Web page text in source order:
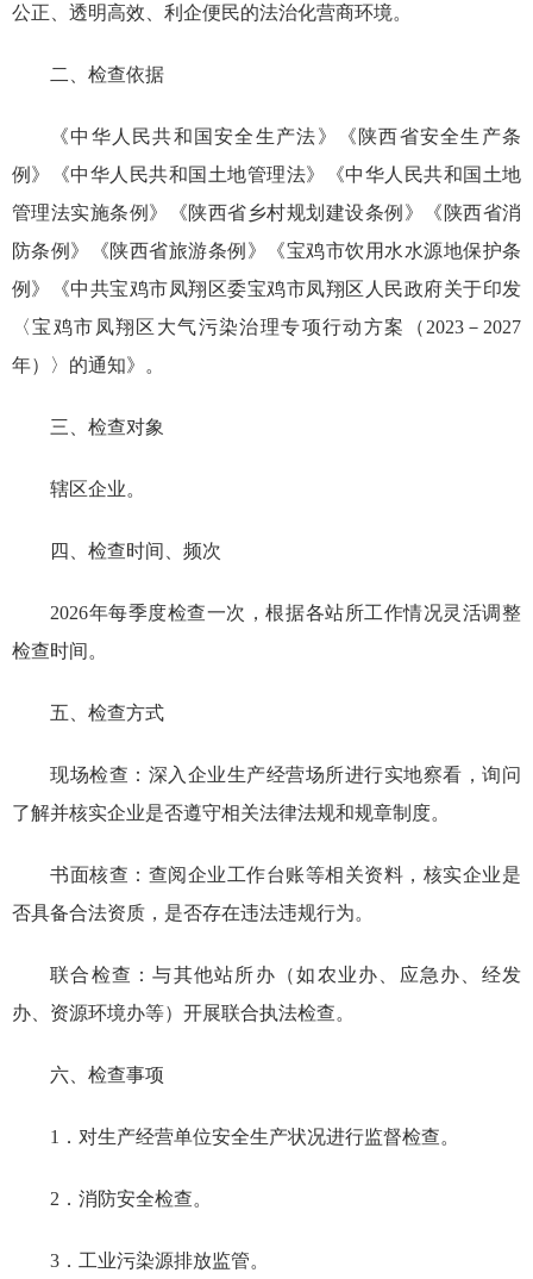
公正、透明高效、利企便民的法治化营商环境。
二、检查依据
《中华人民共和国安全生产法》《陕西省安全生产条
例》《中华人民共和国土地管理法》《中华人民共和国土地
管理法实施条例》《陕西省乡村规划建设条例》《陕西省消
防条例》《陕西省旅游条例》《宝鸡市饮用水水源地保护条
例》《中共宝鸡市凤翔区委宝鸡市凤翔区人民政府关于印发
〈宝鸡市凤翔区大气污染治理专项行动方案（2023－2027
年）〉的通知》。
三、检查对象
辖区企业。
四、检查时间、频次
2026年每季度检查一次，根据各站所工作情况灵活调整
检查时间。
五、检查方式
现场检查：深入企业生产经营场所进行实地察看，询问
了解并核实企业是否遵守相关法律法规和规章制度。
书面核查：查阅企业工作台账等相关资料，核实企业是
否具备合法资质，是否存在违法违规行为。
联合检查：与其他站所办（如农业办、应急办、经发
办、资源环境办等）开展联合执法检查。
六、检查事项
1．对生产经营单位安全生产状况进行监督检查。
2．消防安全检查。
3．工业污染源排放监管。